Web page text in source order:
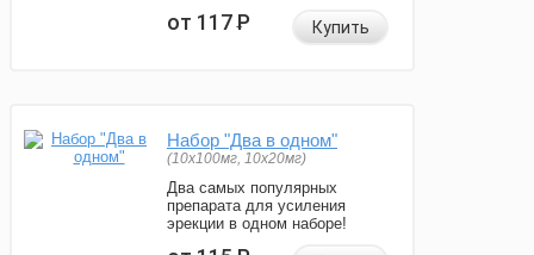
от 117Р Купить
Набор "Два в одном"
(10x100мг, 10x20мг)
Два самых популярных
препарата для усиления
эрекции в одном наборе!